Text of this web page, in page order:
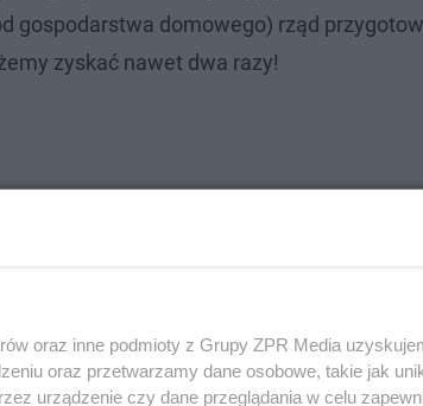
gospodarstwa domowego) rząd
zyskać nawet dwa razy!
oraz inne podmioty z Grupy ZPR Media
oraz przetwarzamy dane osobowe, takie jak
urządzenie czy dane przeglądania w celu